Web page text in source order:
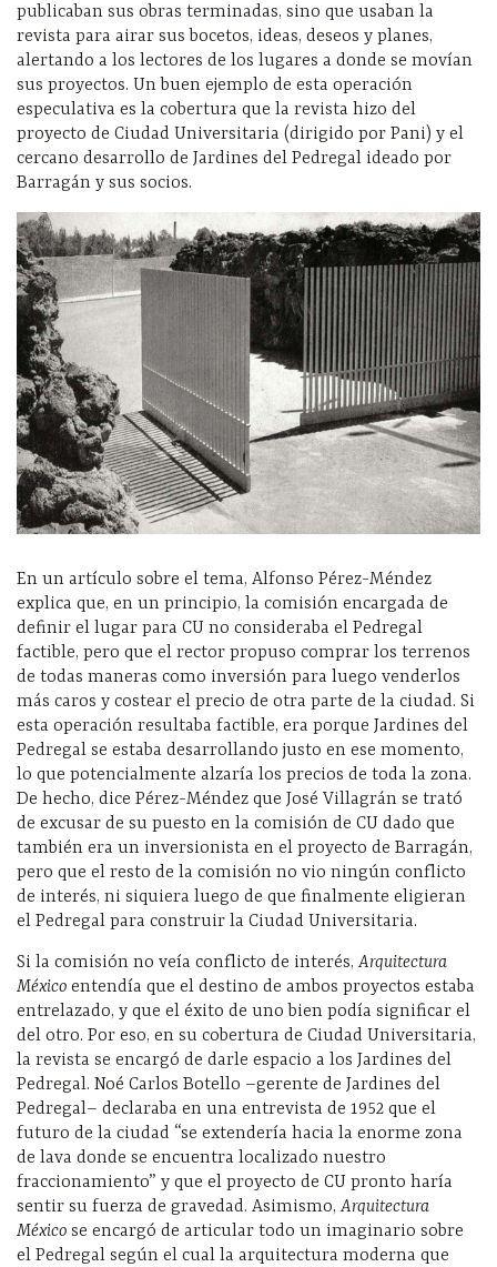
publicaban sus obras terminadas, sino que usaban la
revista para airar sus bocetos, ideas, deseos y planes,
alertando a los lectores de los lugares a donde se movían
sus proyectos. Un buen ejemplo de esta operación
especulativa es la cobertura que la revista hizo del
proyecto de Ciudad Universitaria (dirigido por Pani) y el
cercano desarrollo de Jardines del Pedregal ideado por
Barragán y sus socios.
En un artículo sobre el tema, Alfonso Pérez-Méndez
explica que, en un principio, la comisión encargada de
definir el lugar para CU no consideraba el Pedregal
factible, pero que el rector propuso comprar los terrenos
de todas maneras como inversión para luego venderlos
más caros y costear el precio de otra parte de la ciudad. Si
esta operación resultaba factible, era porque Jardines del
Pedregal se estaba desarrollando justo en ese momento,
lo que potencialmente alzaría los precios de toda la zona.
De hecho, dice Pérez-Méndez que José Villagrán se trató
de excusar de su puesto en la comisión de CU dado que
también era un inversionista en el proyecto de Barragán,
pero que el resto de la comisión no vio ningún conflicto
de interés, ni siquiera luego de que finalmente eligieran
el Pedregal para construir la Ciudad Universitaria.
Si la comisión no veía conflicto de interés,Arquitectura
México entendía que el destino de ambos proyectos estaba
entrelazado, y que el éxito de uno bien podía significar el
del otro. Por eso, en su cobertura de Ciudad Universitaria,
la revista se encargó de darle espacio a los Jardines del
Pedregal. Noé Carlos Botello –gerente de Jardines del
Pedregal– declaraba en una entrevista de 1952 que el
futuro de la ciudad “se extendería hacia la enorme zona
de lava donde se encuentra localizado nuestro
fraccionamiento” y que el proyecto de CU pronto haría
sentir su fuerza de gravedad. Asimismo,Arquitectura
México se encargó de articular todo un imaginario sobre
el Pedregal según el cual la arquitectura moderna que